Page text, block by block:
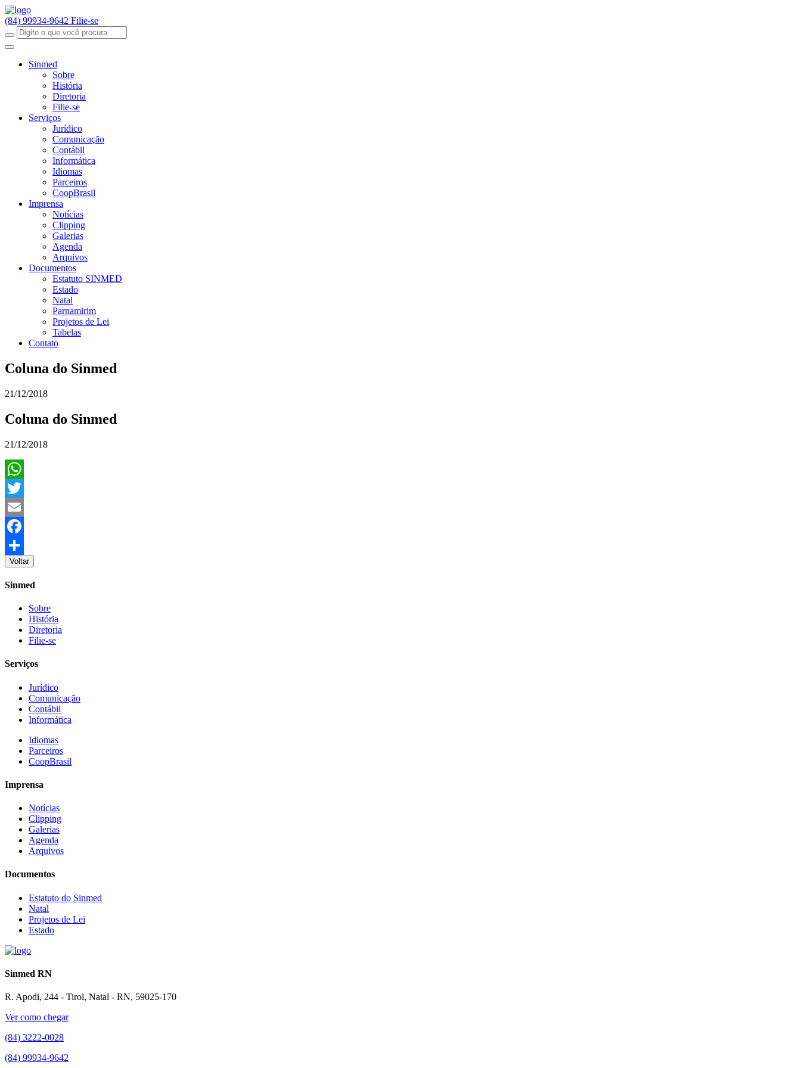
(84) 99934-9642 Filie-se
Sinmed
Sobre
História
Diretoria
Filie-se
Serviços
Jurídico
Comunicação
Contábil
Informática
Idiomas
Parceiros
CoopBrasil
Imprensa
Notícias
Clipping
Galerias
Agenda
Arquivos
Documentos
Estatuto SINMED
Estado
Natal
Parnamirim
Projetos de Lei
Tabelas
Contato
Coluna do Sinmed
21/12/2018
Coluna do Sinmed
21/12/2018
WhatsApp
Twitter
Email
Facebook
Share
Voltar
Sinmed
Sobre
História
Diretoria
Filie-se
Serviços
Jurídico
Comunicação
Contábil
Informática
Idiomas
Parceiros
CoopBrasil
Imprensa
Notícias
Clipping
Galerias
Agenda
Arquivos
Documentos
Estatuto do Sinmed
Natal
Projetos de Lei
Estado
Sinmed RN
R. Apodi, 244 - Tirol, Natal - RN, 59025-170
Ver como chegar
(84) 3222-0028
(84) 99934-9642